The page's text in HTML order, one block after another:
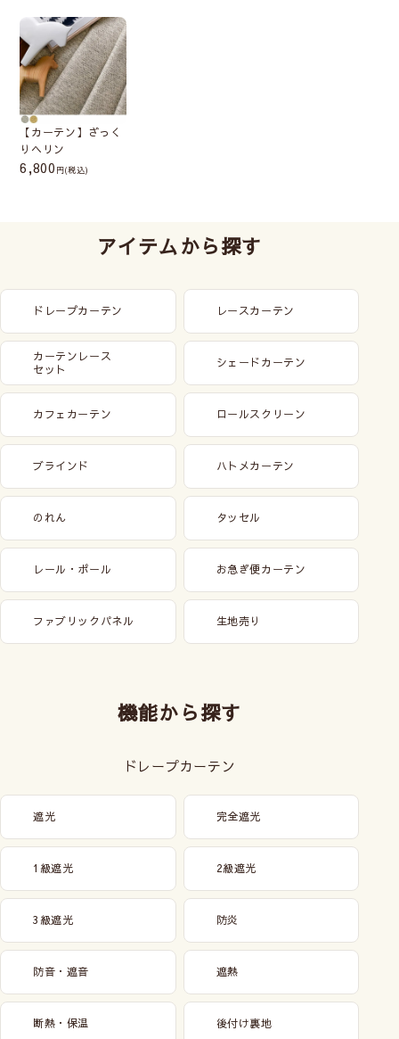
【カーテン】ざっく
りヘリン
6,800 (税込)
アイテムから探す
ドレープカーテン レースカーテン
カーテンレース
セット
シェードカーテン
カフェカーテン ロールスクリーン
ブラインド ハトメカーテン
のれん タッセル
レール・ポール お急ぎ便カーテン
ファブリックパネル 生地売り
機能から探す
ドレープカーテン
遮光 完全遮光
1級遮光 2級遮光
3級遮光 防炎
防音・遮音 遮熱
断熱・保温 後付け裏地